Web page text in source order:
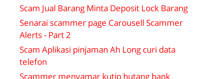
Scam Jual Barang Minta Deposit Lock Barang
Senarai scammer page Carousell Scammer
Alerts - Part 2
Scam Aplikasi pinjaman Ah Long curi data
telefon
Scammer menyamar kutip hutang bank